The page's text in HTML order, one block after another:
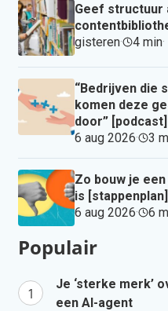
Geef structuur
gisteren· 4 min·
“Bedrijven die
komen deze
door” [podcast]
6 aug 2026· 3
Zo bouw je
is [stappenplan]
6 aug 2026· 6
Populair
Je ‘sterke merk’
een AI-agent